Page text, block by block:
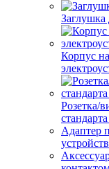
Заглушка
Корпус
Розетка/
Адаптер
устройств